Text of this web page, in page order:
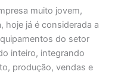
muito jovem,
hoje já é considerada a
do setor
inteiro, integrando
produção, vendas e